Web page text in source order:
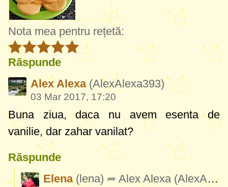
Nota mea pentru rețetă:
Răspunde
Alex Alexa (AlexAlexa393)
03 Mar 2017, 17:20
Buna ziua, daca nu avem esenta de
vanilie, dar zahar vanilat?
Răspunde
Elena(lena) Alex Alexa (AlexAlexa393)